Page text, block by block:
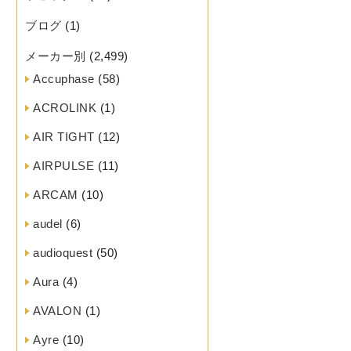
ブログ (1)
メーカー別 (2,499)
Accuphase (58)
ACROLINK (1)
AIR TIGHT (12)
AIRPULSE (11)
ARCAM (10)
audel (6)
audioquest (50)
Aura (4)
AVALON (1)
Ayre (10)